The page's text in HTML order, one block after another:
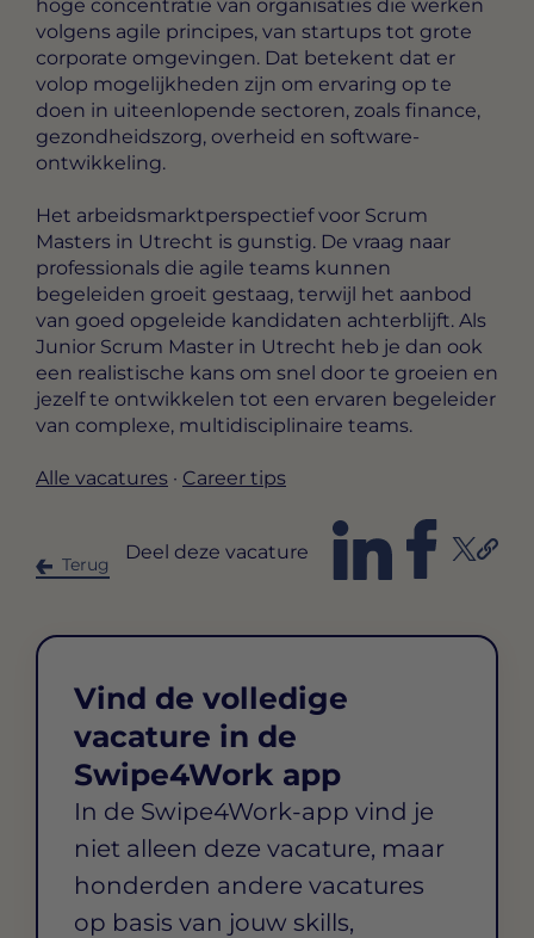
hoge concentratie van organisaties die werken
volgens agile principes, van startups tot grote
corporate omgevingen. Dat betekent dat er
volop mogelijkheden zijn om ervaring op te
doen in uiteenlopende sectoren, zoals finance,
gezondheidszorg, overheid en software-
ontwikkeling.
Het arbeidsmarktperspectief voor Scrum
Masters in Utrecht is gunstig. De vraag naar
professionals die agile teams kunnen
begeleiden groeit gestaag, terwijl het aanbod
van goed opgeleide kandidaten achterblijft. Als
Junior Scrum Master in Utrecht heb je dan ook
een realistische kans om snel door te groeien en
jezelf te ontwikkelen tot een ervaren begeleider
van complexe, multidisciplinaire teams.
Alle vacatures · Career tips
Terug
Deel deze vacature
Vind de volledige
vacature in de
Swipe4Work app
In de Swipe4Work-app vind je
niet alleen deze vacature, maar
honderden andere vacatures
op basis van jouw skills,